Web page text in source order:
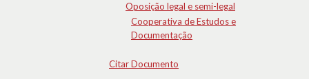
Oposição legal e semi-legal
Cooperativa de Estudos e
Documentação
Citar Documento